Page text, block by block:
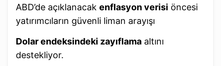
ABD’de açıklanacak enflasyon verisi öncesi
yatırımcıların güvenli liman arayışı
Dolar endeksindeki zayıflama altını
destekliyor.